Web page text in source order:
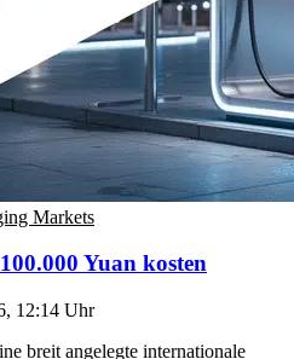
Markets
Yuan kosten
12:14 Uhr
breit angelegte internationale